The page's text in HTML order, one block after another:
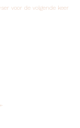
voor de volgende keer